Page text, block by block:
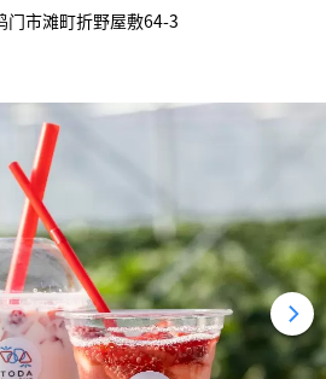
市滩町折野屋敷64-3